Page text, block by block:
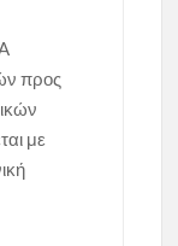
προς
με